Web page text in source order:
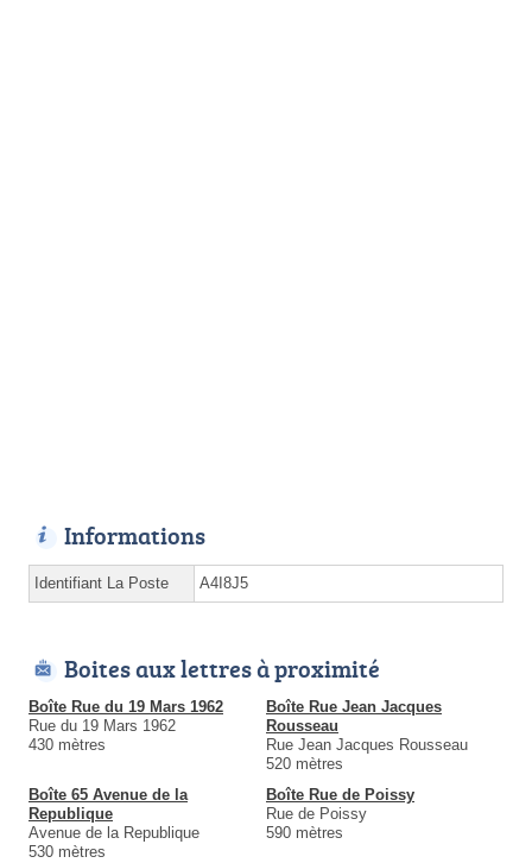
Informations
Identifiant La Poste A4I8J5
Boites aux lettres à proximité
Boîte Rue du 19 Mars 1962
Rue du 19 Mars 1962
430 mètres
Boîte Rue Jean Jacques
Rousseau
Rue Jean Jacques Rousseau
520 mètres
Boîte 65 Avenue de la
Republique
Avenue de la Republique
530 mètres
Boîte Rue de Poissy
Rue de Poissy
590 mètres